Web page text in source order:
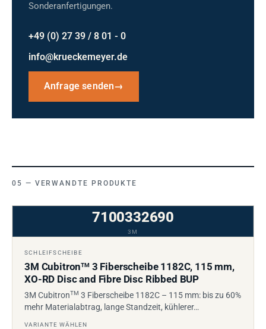
Sonderanfertigungen.
+49 (0) 27 39 / 8 01 - 0
info@krueckemeyer.de
Anfrage senden→
VERWANDTE PRODUKTE
7100332690
3M
SCHLEIFSCHEIBE
3M CubitronTM3 Fiberscheibe 1182C, 115 mm,
XO-RD Disc and Fibre Disc Ribbed BUP
3M CubitronTM 3 Fiberscheibe 1182C – 115 mm: bis zu 60%
mehr Materialabtrag, lange Standzeit, kühlerer…
VARIANTE WÄHLEN